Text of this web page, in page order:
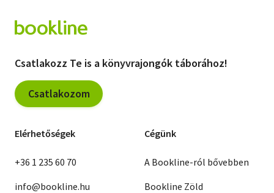
Csatlakozz Te is a könyvrajongók táborához!
Csatlakozom
Elérhetőségek
+36 1 235 60 70
info@bookline.hu
Cégünk
A Bookline-ról bővebben
Bookline Zöld